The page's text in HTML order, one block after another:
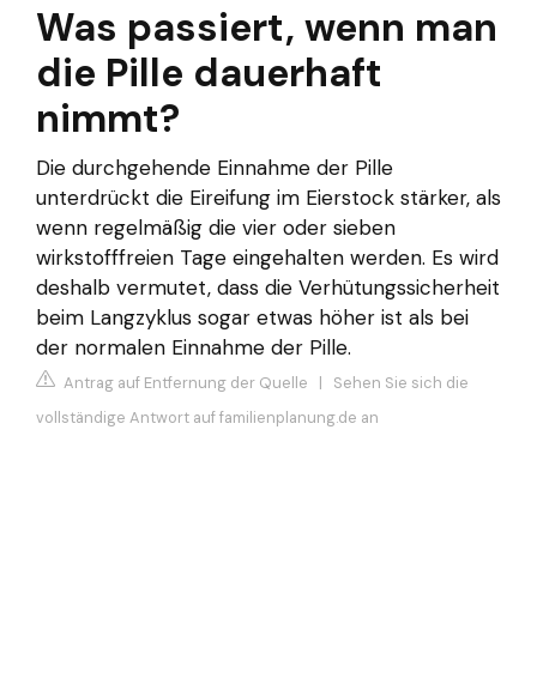
Was passiert, wenn man
die Pille dauerhaft
nimmt?
Die durchgehende Einnahme der Pille
unterdrückt die Eireifung im Eierstock stärker, als
wenn regelmäßig die vier oder sieben
wirkstofffreien Tage eingehalten werden. Es wird
deshalb vermutet, dass die Verhütungssicherheit
beim Langzyklus sogar etwas höher ist als bei
der normalen Einnahme der Pille.
Antrag auf Entfernung der Quelle | Sehen Sie sich die
vollständige Antwort auf familienplanung.de an